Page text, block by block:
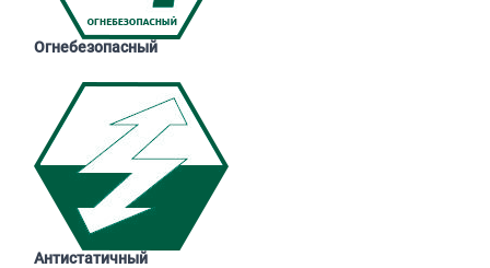
Огнебезопасный
Антистатичный